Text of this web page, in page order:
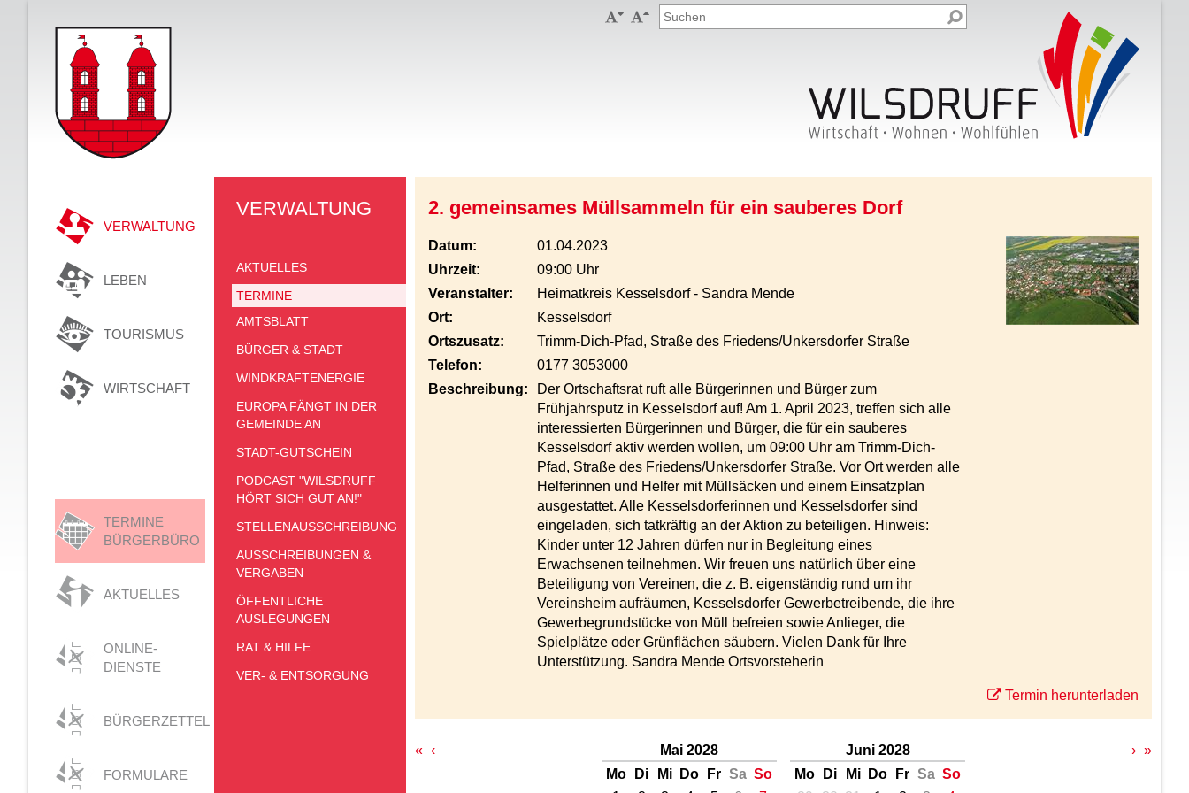
 
VERWALTUNG
LEBEN
TOURISMUS
WIRTSCHAFT
TERMINE
BÜRGERBÜRO
AKTUELLES
ONLINE-
DIENSTE
BÜRGERZETTEL
FORMULARE
VERWALTUNG
AKTUELLES
TERMINE
AMTSBLATT
BÜRGER & STADT
WINDKRAFTENERGIE
EUROPA FÄNGT IN DER
GEMEINDE AN
STADT-GUTSCHEIN
PODCAST "WILSDRUFF
HÖRT SICH GUT AN!"
STELLENAUSSCHREIBUNG
AUSSCHREIBUNGEN &
VERGABEN
ÖFFENTLICHE
AUSLEGUNGEN
RAT & HILFE
VER- & ENTSORGUNG
2. gemeinsames Müllsammeln für ein sauberes Dorf
Datum:
01.04.2023
Uhrzeit:
09:00 Uhr
Veranstalter:
Heimatkreis Kesselsdorf - Sandra Mende
Ort:
Kesselsdorf
Ortszusatz:
Trimm-Dich-Pfad, Straße des Friedens/Unkersdorfer Straße
Telefon:
0177 3053000
Beschreibung:
Der Ortschaftsrat ruft alle Bürgerinnen und Bürger zum
Frühjahrsputz in Kesselsdorf auf! Am 1. April 2023, treffen sich alle
interessierten Bürgerinnen und Bürger, die für ein sauberes
Kesselsdorf aktiv werden wollen, um 09:00 Uhr am Trimm-Dich-
Pfad, Straße des Friedens/Unkersdorfer Straße. Vor Ort werden alle
Helferinnen und Helfer mit Müllsäcken und einem Einsatzplan
ausgestattet. Alle Kesselsdorferinnen und Kesselsdorfer sind
eingeladen, sich tatkräftig an der Aktion zu beteiligen. Hinweis:
Kinder unter 12 Jahren dürfen nur in Begleitung eines
Erwachsenen teilnehmen. Wir freuen uns natürlich über eine
Beteiligung von Vereinen, die z. B. eigenständig rund um ihr
Vereinsheim aufräumen, Kesselsdorfer Gewerbetreibende, die ihre
Gewerbegrundstücke von Müll befreien sowie Anlieger, die
Spielplätze oder Grünflächen säubern. Vielen Dank für Ihre
Unterstützung. Sandra Mende Ortsvorsteherin
Termin herunterladen
« ‹
Mai 2028
Mo
Di Mi Do Fr Sa So
Juni 2028
Mo
Di Mi Do Fr Sa So
› »